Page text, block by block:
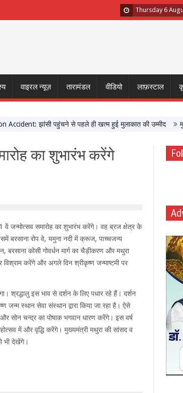
Thursday 6
वाइरल न्यूज़ तारामंडल वीडियो लाफ़स्टाल
झांसी पहुंचने से पहले ही खत्म हुई मुलाकात की उम्मीद
का शुभारंभ करेंगे
जन्मोत्सव समारोह का शुभारंभ करेंगे। वह ब्रज क्षेत्र के
बरसाना रोप वे, यमुना नदी में क्रूज, पाच्चजन्य
बरसाना कोसी गोवर्धन मार्ग का चैड़ीकरण और मथुरा
करेंगे और अगले दिन श्रीकृष्ण जन्माष्टमी पर
श्रद्धालु इस भाव से दर्शन के लिए पधार रहे हैं। दर्शन
जन्म स्थान सेवा संस्थान द्वारा किया जा रहा है। ऐसे
सोन चन्द्र का पोषाक भगवान धारण करेंगे। इस वर्ष
में और वृद्धि करेंगे। मुख्यमंत्री मथुरा की सांसद व
भी देखेंगे।